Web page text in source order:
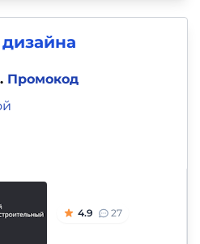
Промокод
4.9 27